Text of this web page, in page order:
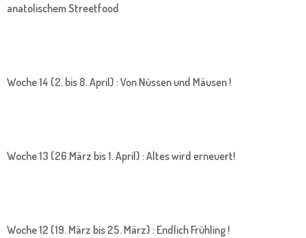
anatolischem Streetfood
Woche 14 (2. bis 8. April) : Von Nüssen und Mäusen !
Woche 13 (26.März bis 1. April) : Altes wird erneuert!
Woche 12 (19. März bis 25. März) : Endlich Frühling !